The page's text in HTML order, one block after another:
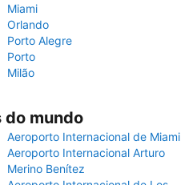
Miami
Orlando
Porto Alegre
Porto
Milão
do mundo
Aeroporto Internacional de Miami
Aeroporto Internacional Arturo
Merino Benítez